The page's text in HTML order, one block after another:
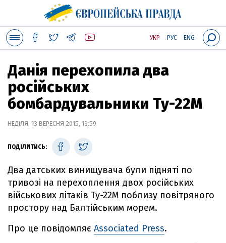
УКР РУС ENG
Данія перехопила два
російських
бомбардувальники Ту-22М
НЕДІЛЯ, 13 ВЕРЕСНЯ 2015, 13:59
ПОДІЛИТИСЬ:
Два датських винищувача були підняті по
тривозі на перехоплення двох російських
військових літаків Ту-22М поблизу повітряного
простору над Балтійським морем.
Про це повідомляє Associated Press.